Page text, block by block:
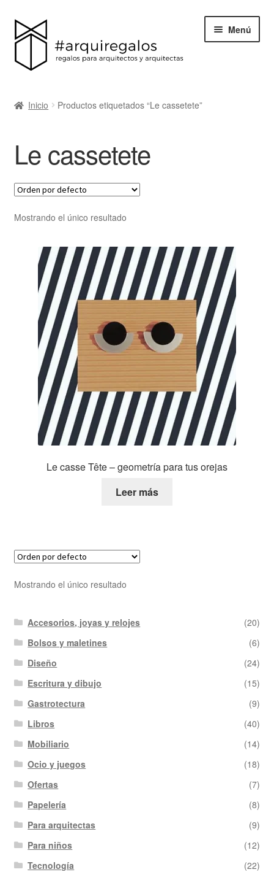
Menú
BLACK FRIDAY
Blog
Acerca de ArquiRegalos
Contacta
Inicio Productos etiquetados “Le cassetete”
Le cassetete
Mostrando el único resultado
Le casse Tête – geometría para tus orejas
Leer más
Mostrando el único resultado
Accesorios, joyas y relojes
(20)
Bolsos y maletines
(6)
Diseño
(24)
Escritura y dibujo
(15)
Gastrotectura
(9)
Libros
(40)
Mobiliario
(14)
Ocio y juegos
(18)
Ofertas
(7)
Papelería
(8)
Para arquitectas
(9)
Para niños
(12)
Tecnología
(22)